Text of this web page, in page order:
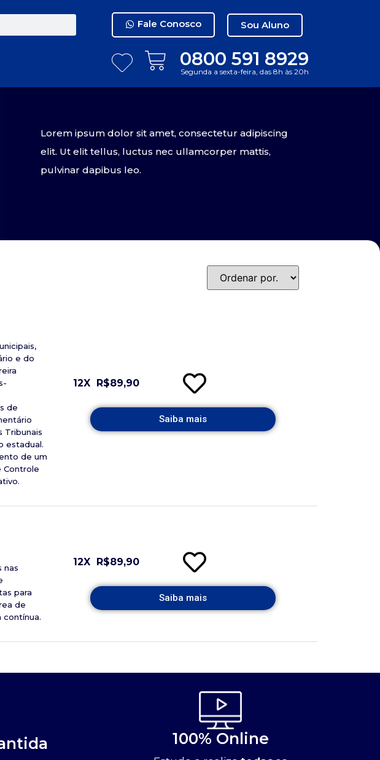
Fale Conosco Sou Aluno
0800 591 8929
Segunda a sexta-feira, das 8h às 20h
Lorem ipsum dolor sit amet, consectetur adipiscing
elit. Ut elit tellus, luctus nec ullamcorper mattis,
pulvinar dapibus leo.
e do
de
Tribunais
estadual.
de um
Controle
12X R$89,90
Saiba mais
nas
para
de
contínua.
12X R$89,90
Saiba mais
100% Online